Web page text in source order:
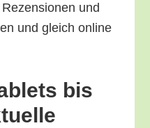
und
und gleich online
bis